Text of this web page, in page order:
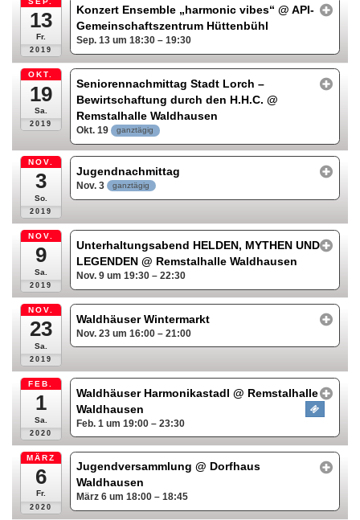
13
Fr.
2019
Konzert Ensemble „harmonic vibes“@ API-
Gemeinschaftszentrum Hüttenbühl
Sep. 13 um 18:30 – 19:30
OKT.
19
Sa.
2019
Seniorennachmittag Stadt Lorch –
Bewirtschaftung durch den H.H.C.@
Remstalhalle Waldhausen
Okt. 19 ganztägig
NOV.
3
So.
2019
Jugendnachmittag
Nov. 3 ganztägig
NOV.
9
Sa.
2019
Unterhaltungsabend HELDEN, MYTHEN UND
LEGENDEN@ Remstalhalle Waldhausen
Nov. 9 um 19:30 – 22:30
NOV.
23
Sa.
2019
Waldhäuser Wintermarkt
Nov. 23 um 16:00 – 21:00
FEB.
1
Sa.
2020
Waldhäuser Harmonikastadl@ Remstalhalle
Waldhausen
Feb. 1 um 19:00 – 23:30
MÄRZ
6
Fr.
2020
Jugendversammlung@ Dorfhaus
Waldhausen
März 6 um 18:00 – 18:45